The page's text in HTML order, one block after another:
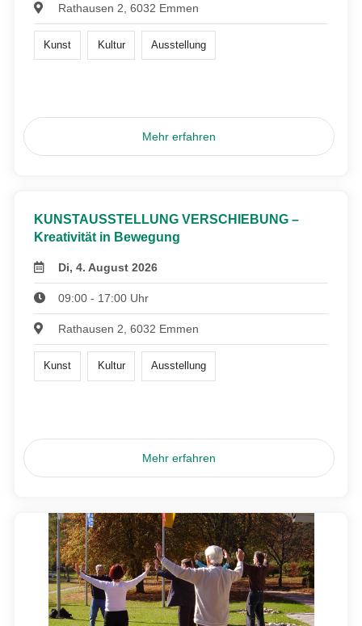
Rathausen 2, 6032 Emmen
Kunst Kultur Ausstellung
Mehr erfahren
KUNSTAUSSTELLUNG VERSCHIEBUNG –
Kreativität in Bewegung
Di, 4. August 2026
09:00 - 17:00 Uhr
Rathausen 2, 6032 Emmen
Kunst Kultur Ausstellung
Mehr erfahren